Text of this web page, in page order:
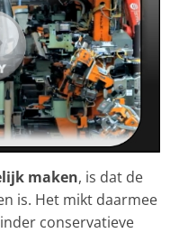
maken, is dat de
is. Het mikt daarmee
conservatieve